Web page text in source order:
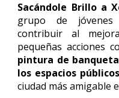
Sacándole Brillo a
grupo de jóvenes
contribuir al
pequeñas acciones
pintura de
los espacios
ciudad más amigable